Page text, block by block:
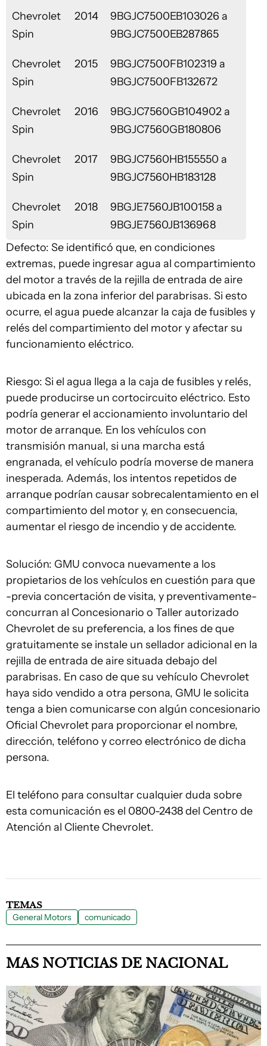
Chevrolet
Spin
2014
9BGJC7500EB103026 a
9BGJC7500EB287865
Chevrolet
Spin
2015
9BGJC7500FB102319 a
9BGJC7500FB132672
Chevrolet
Spin
2016
9BGJC7560GB104902 a
9BGJC7560GB180806
Chevrolet
Spin
2017
9BGJC7560HB155550 a
9BGJC7560HB183128
Chevrolet
Spin
2018
9BGJE7560JB100158 a
9BGJE7560JB136968
Defecto: Se identificó que, en condiciones
extremas, puede ingresar agua al compartimiento
del motor a través de la rejilla de entrada de aire
ubicada en la zona inferior del parabrisas. Si esto
ocurre, el agua puede alcanzar la caja de fusibles y
relés del compartimiento del motor y afectar su
funcionamiento eléctrico.
Riesgo: Si el agua llega a la caja de fusibles y relés,
puede producirse un cortocircuito eléctrico. Esto
podría generar el accionamiento involuntario del
motor de arranque. En los vehículos con
transmisión manual, si una marcha está
engranada, el vehículo podría moverse de manera
inesperada. Además, los intentos repetidos de
arranque podrían causar sobrecalentamiento en el
compartimiento del motor y, en consecuencia,
aumentar el riesgo de incendio y de accidente.
Solución: GMU convoca nuevamente a los
propietarios de los vehículos en cuestión para que
-previa concertación de visita, y preventivamente-
concurran al Concesionario o Taller autorizado
Chevrolet de su preferencia, a los fines de que
gratuitamente se instale un sellador adicional en la
rejilla de entrada de aire situada debajo del
parabrisas. En caso de que su vehículo Chevrolet
haya sido vendido a otra persona, GMU le solicita
tenga a bien comunicarse con algún concesionario
Oficial Chevrolet para proporcionar el nombre,
dirección, teléfono y correo electrónico de dicha
persona.
El teléfono para consultar cualquier duda sobre
esta comunicación es el 0800-2438 del Centro de
Atención al Cliente Chevrolet.
TEMAS
General Motors comunicado
MAS NOTICIAS DE NACIONAL